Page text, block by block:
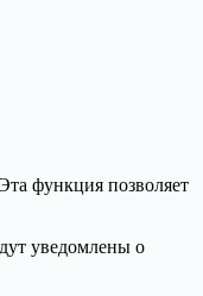
функция позволяет
уведомлены о